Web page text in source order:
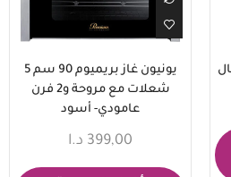
يونيون غاز بريميوم 90 سم 5
شعلات مع مروحة و2 فرن
عامودي- أسود
399,00 د.ا